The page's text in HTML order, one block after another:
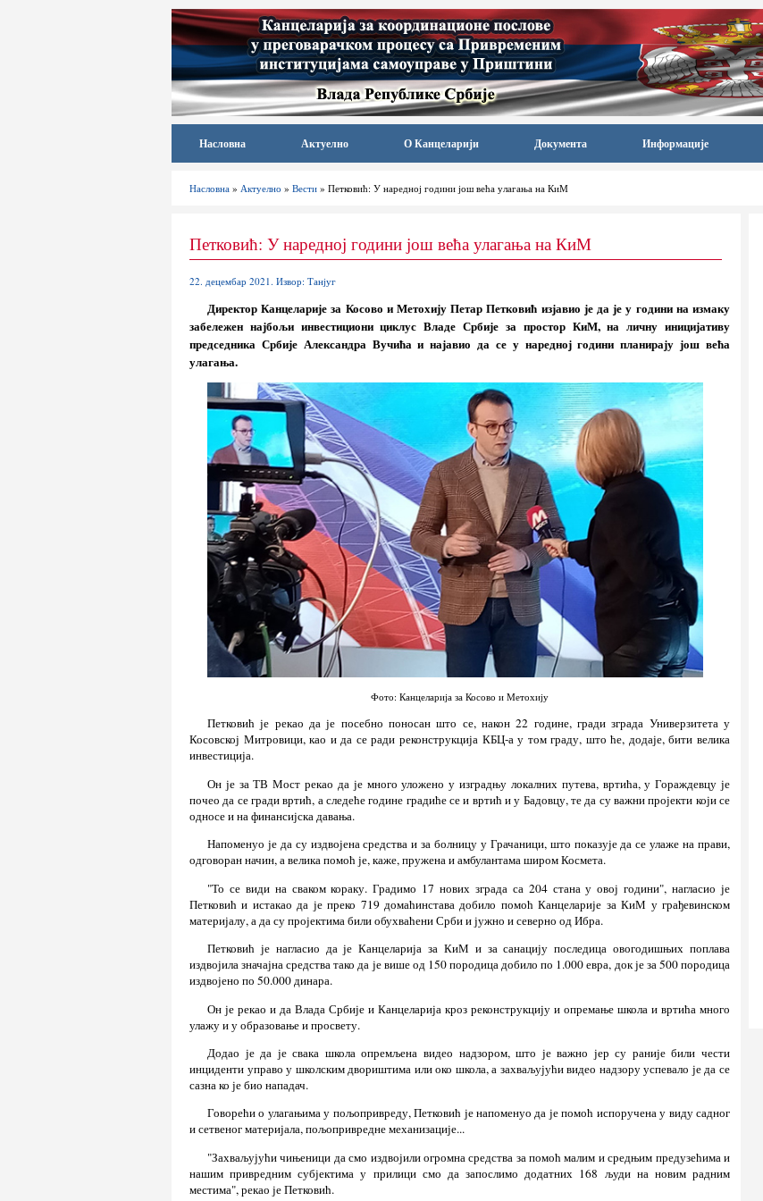
Насловна Актуелно О Канцеларији Документа Информације
Насловна » Актуелно » Вести » Петковић: У наредној години још већа улагања на КиМ
Петковић: У наредној години још већа улагања на КиМ
22. децембар 2021. Извор: Танјуг
Директор Канцеларије за Косово и Метохију Петар Петковић изјавио је да је у години на измаку
забележен најбољи инвестициони циклус Владе Србије за простор КиМ, на личну иницијативу
председника Србије Александра Вучића и најавио да се у наредној години планирају још већа
улагања.
Фото: Канцеларија за Косово и Метохију
Петковић је рекао да је посебно поносан што се, након 22 године, гради зграда Универзитета у
Косовској Митровици, као и да се ради реконструкција КБЦ-а у том граду, што ће, додаје, бити велика
инвестиција.
Он је за ТВ Мост рекао да је много уложено у изградњу локалних путева, вртића, у Гораждевцу је
почео да се гради вртић, а следеће године градиће се и вртић и у Бадовцу, те да су важни пројекти који се
односе и на финансијска давања.
Напоменуо је да су издвојена средства и за болницу у Грачаници, што показује да се улаже на прави,
одговоран начин, а велика помоћ је, каже, пружена и амбулантама широм Космета.
"То се види на сваком кораку. Градимо 17 нових зграда са 204 стана у овој години", нагласио је
Петковић и истакао да је преко 719 домаћинстава добило помоћ Канцеларије за КиМ у грађевинском
материјалу, а да су пројектима били обухваћени Срби и јужно и северно од Ибра.
Петковић је нагласио да је Канцеларија за КиМ и за санацију последица овогодишњих поплава
издвојила значајна средства тако да је више од 150 породица добило по 1.000 евра, док је за 500 породица
издвојено по 50.000 динара.
Он је рекао и да Влада Србије и Канцеларија кроз реконструкцију и опремање школа и вртића много
улажу и у образовање и просвету.
Додао је да је свака школа опремљена видео надзором, што је важно јер су раније били чести
инциденти управо у школским двориштима или око школа, а захваљујући видео надзору успевало је да се
сазна ко је био нападач.
Говорећи о улагањима у пољопривреду, Петковић је напоменуо да је помоћ испоручена у виду садног
и сетвеног материјала, пољопривредне механизације...
"Захваљујући чињеници да смо издвојили огромна средства за помоћ малим и средњим предузећима и
нашим привредним субјектима у прилици смо да запослимо додатних 168 људи на новим радним
местима", рекао је Петковић.